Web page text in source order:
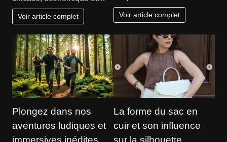
Voir article complet Voir article complet
Plongez dans nos
aventures ludiques et
immersives inédites
La forme du sac en
cuir et son influence
sur la silhouette